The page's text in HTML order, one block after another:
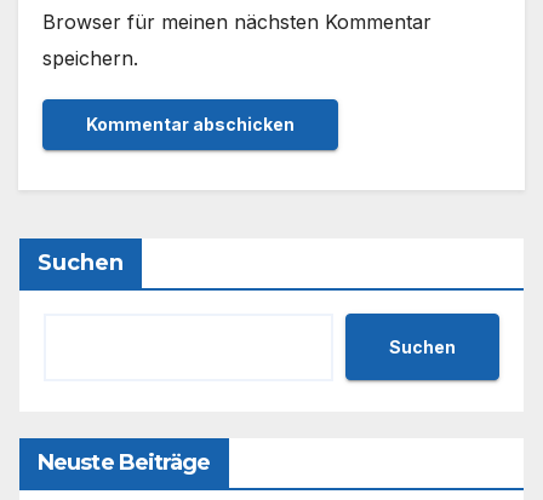
Browser für meinen nächsten Kommentar
speichern.
Suchen
Suchen
Neuste Beiträge